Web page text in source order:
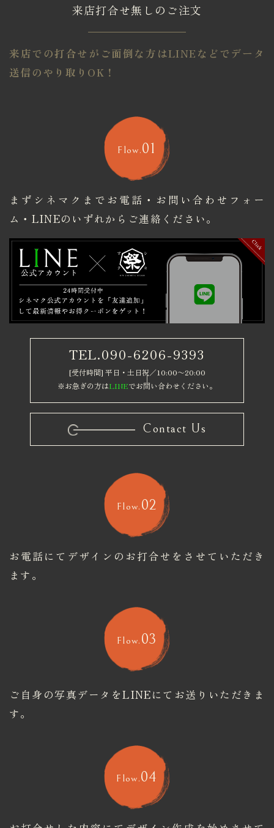
来店打合せ無しのご注文
来店での打合せがご面倒な方はLINEなどでデータ
送信のやり取りOK！
Flow.01
まずシネマクまでお電話・お問い合わせフォー
ム・ ​​​​​​​LINEのいずれからご連絡ください。
TEL.090-6206-9393
[受付時間] 平日・土日祝／10:00～20:00
※お急ぎの方はLINEでお問い合わせください。
Contact Us
Flow. 02
お電話にてデザインのお打合せをさせていただき
ます。
Flow. 03
ご自身の写真データをLINEにてお送りいただきま
す。
Flow.04